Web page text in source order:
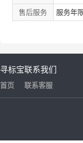
售后服务 服务年
寻标宝
首页
联系我们
联系客服